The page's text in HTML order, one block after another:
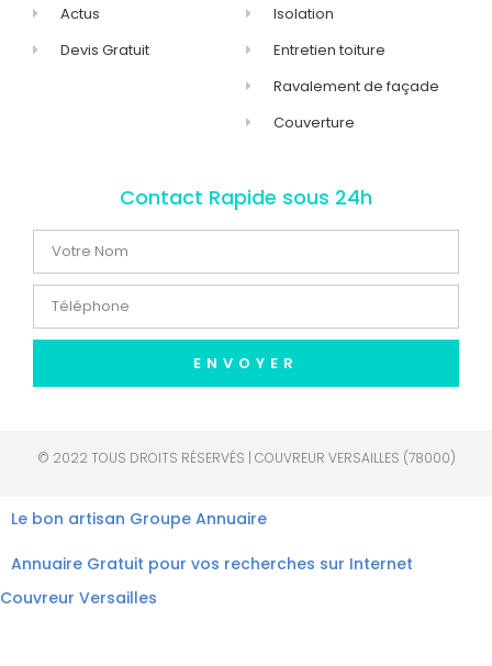
Actus
Devis Gratuit
Isolation
Entretien toiture
Ravalement de façade
Couverture
Contact Rapide sous 24h
ENVOYER
© 2022 TOUS DROITS RÉSERVÉS | COUVREUR VERSAILLES (78000)
Le bon artisan Groupe Annuaire
Annuaire Gratuit pour vos recherches sur Internet
Couvreur Versailles